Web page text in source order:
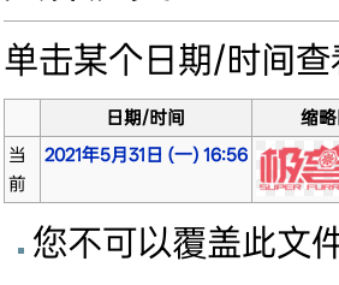
单击某个日期/时间
日期/时间
缩
当
前
2021年5月31日 (一) 16:56
您不可以覆盖此文